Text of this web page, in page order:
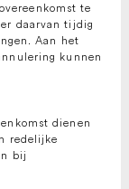
te
daarvan tijdig
Aan het
kunnen
dienen
redelijke
bij